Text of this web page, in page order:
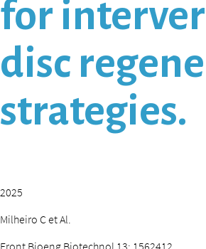
for
disc
strategies.
2025
Milheiro C et Al.
Front Bioeng Biotechnol 13: 1562412.